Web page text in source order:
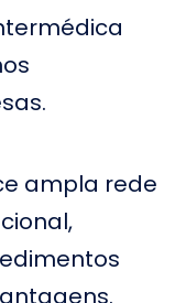
ampla rede